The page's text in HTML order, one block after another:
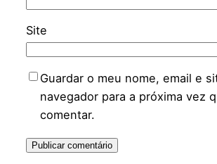
Site
Guardar o meu nome, email e
navegador para a próxima vez
comentar.